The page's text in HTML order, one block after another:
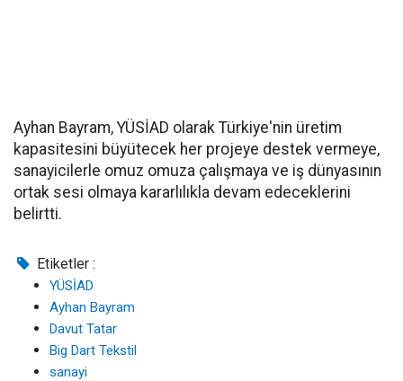
Ayhan Bayram, YÜSİAD olarak Türkiye'nin üretim
kapasitesini büyütecek her projeye destek vermeye,
sanayicilerle omuz omuza çalışmaya ve iş dünyasının
ortak sesi olmaya kararlılıkla devam edeceklerini
belirtti.
Etiketler :
YÜSİAD
Ayhan Bayram
Davut Tatar
Big Dart Tekstil
sanayi